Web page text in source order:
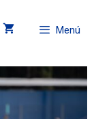
Menú